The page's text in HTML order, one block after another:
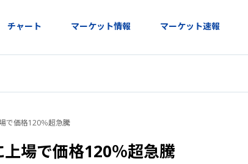
チャート マーケット情報 マーケット速報
で価格120％超急騰
場で価格120％超急騰